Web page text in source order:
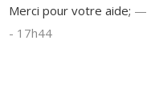
Merci pour votre aide; —
- 17h44